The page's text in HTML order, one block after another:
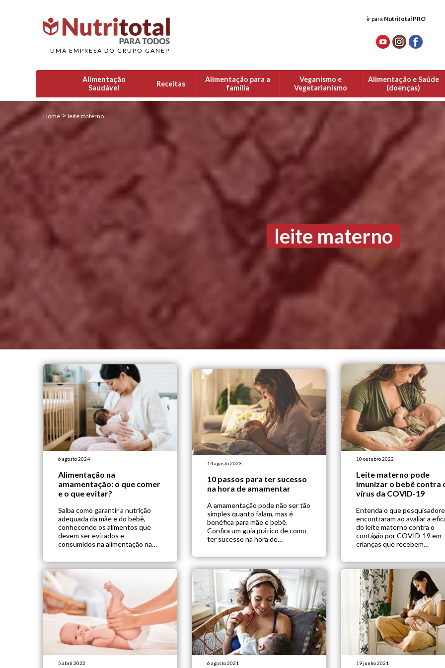
UMA EMPRESA DO GRUPO GANEP
ir para Nutritotal PRO
Alimentação
Saudável
Receitas
Alimentação para a
família
Veganismo e
Vegetarianismo
Alimentação e Saúde
(doenças)
Home > leite materno
leite materno
6 agosto 2024
Alimentação na
amamentação: o que comer
e o que evitar?
Saiba como garantir a nutrição
adequada da mãe e do bebê,
conhecendo os alimentos que
devem ser evitados e
consumidos na alimentação na
14 agosto 2023
10 passos para ter sucesso
na hora de amamentar
A amamentação pode não ser tão
simples quanto falam, mas é
benéfica para mãe e bebê.
Confira um guia prático de como
ter sucesso na hora de
10 outubro 2022
Leite materno pode
imunizar o bebê contra
vírus da COVID-19
Entenda o que
encontraram ao avaliar a
do leite materno contra o
contágio por COVID-19 em
crianças que recebem
5 abril 2022 6 agosto 2021 19 junho 2021